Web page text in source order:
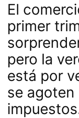
El
primer
pero la
está por
se